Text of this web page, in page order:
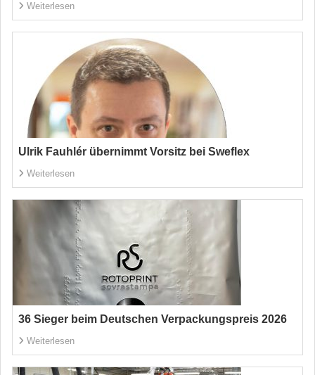
Weiterlesen
Ulrik Fauhlér übernimmt Vorsitz bei Sweflex
Weiterlesen
36 Sieger beim Deutschen Verpackungspreis 2026
Weiterlesen